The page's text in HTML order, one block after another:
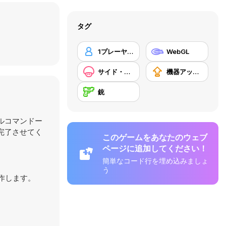
コマンドー
させてく
ます。
タグ
1プレーヤー WebGL
サイド・スクローリング 機器アップグレードの購入
銃
このゲームをあなたのウェブ
ページに追加してください！
簡単なコード行を埋め込みましょ
う